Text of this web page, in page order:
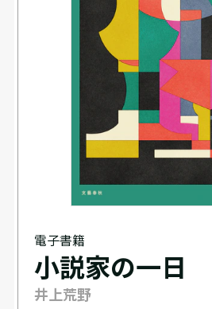
電子書籍
小説家の一日
井上荒野